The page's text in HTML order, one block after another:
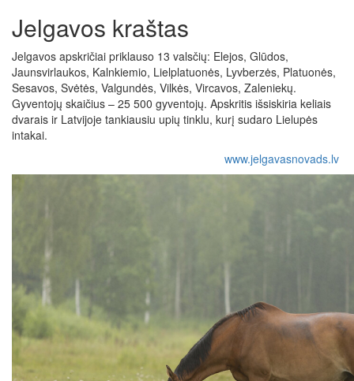
Jelgavos kraštas
Jelgavos apskričiai priklauso 13 valsčių: Elejos, Glūdos,
Jaunsvirlaukos, Kalnkiemio, Lielplatuonės, Lyvberzės, Platuonės,
Sesavos, Svėtės, Valgundės, Vilkės, Vircavos, Zaleniekų.
Gyventojų skaičius – 25 500 gyventojų. Apskritis išsiskiria keliais
dvarais ir Latvijoje tankiausiu upių tinklu, kurį sudaro Lielupės
intakai.
www.jelgavasnovads.lv